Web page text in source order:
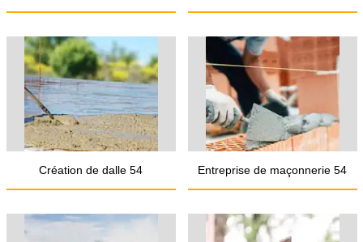
Création de dalle 54 Entreprise de maçonnerie 54